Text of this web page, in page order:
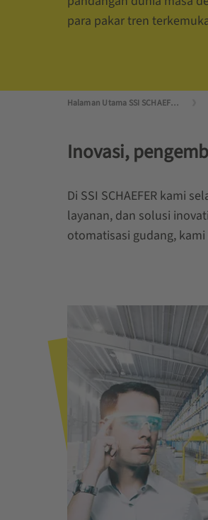
para pakar tren
Halaman Utama SSI SCHAEFER
Inovasi,
Di SSI SCHAEFER kami
layanan, dan solusi
otomatisasi gudang,